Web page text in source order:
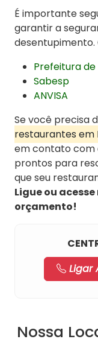
É importante
garantir a
desentupimento.
Prefeitura
Sabesp
ANVISA
Se você precisa
restaurantes em
em contato com
prontos para
que seu
Ligue ou
orçamento!
Ligar
Nossa